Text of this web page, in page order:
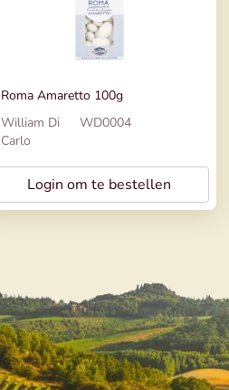
Roma Amaretto 100g
William Di
Carlo
WD0004
Login om te bestellen